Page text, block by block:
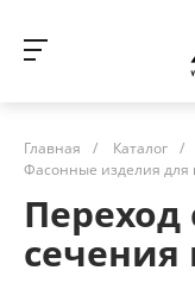
Главная / Каталог /
Фасонные изделия для
Переход
сечения